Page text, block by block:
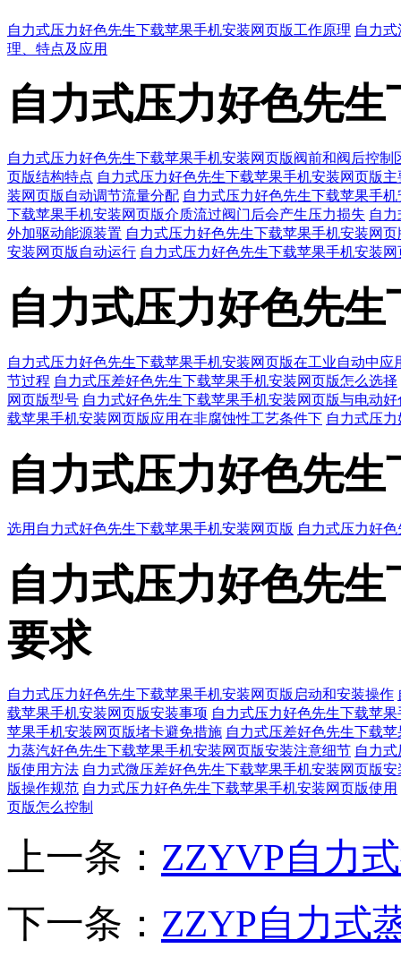
自力式压力好色先生下载苹果手机安装网页版工作原理 自力
理、特点及应用
自力式压力好色先
自力式压力好色先生下载苹果手机安装网页版阀前和阀后控制
页版结构特点 自力式压力好色先生下载苹果手机安装网页版
装网页版自动调节流量分配 自力式压力好色先生下载苹果手
下载苹果手机安装网页版介质流过阀门后会产生压力损失 自
外加驱动能源装置 自力式压力好色先生下载苹果手机安装网
安装网页版自动运行 自力式压力好色先生下载苹果手机安装
自力式压力好色先
自力式压力好色先生下载苹果手机安装网页版在工业自动中应
节过程 自力式压差好色先生下载苹果手机安装网页版怎么选择
网页版型号 自力式好色先生下载苹果手机安装网页版与电动
载苹果手机安装网页版应用在非腐蚀性工艺条件下 自力式压
自力式压力好色先
选用自力式好色先生下载苹果手机安装网页版 自力式压力好
自力式压力好色先生
要求
自力式压力好色先生下载苹果手机安装网页版启动和安装操作
载苹果手机安装网页版安装事项 自力式压力好色先生下载苹
苹果手机安装网页版堵卡避免措施 自力式压差好色先生下载
力蒸汽好色先生下载苹果手机安装网页版安装注意细节 自力
版使用方法 自力式微压差好色先生下载苹果手机安装网页版安
版操作规范 自力式压力好色先生下载苹果手机安装网页版使用
页版怎么控制
上一条： ZZYVP自力
下一条： ZZYP自力式